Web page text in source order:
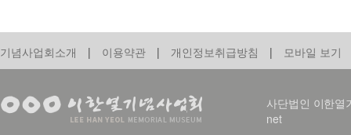
기념사업회소개 | 이용약관 | 개인정보취급방침 | 모바일 보기
사단법인 이한
net